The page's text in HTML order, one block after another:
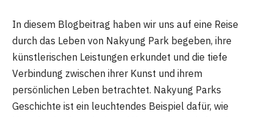
In diesem Blogbeitrag haben wir uns auf eine Reise
durch das Leben von Nakyung Park begeben, ihre
künstlerischen Leistungen erkundet und die tiefe
Verbindung zwischen ihrer Kunst und ihrem
persönlichen Leben betrachtet. Nakyung Parks
Geschichte ist ein leuchtendes Beispiel dafür, wie